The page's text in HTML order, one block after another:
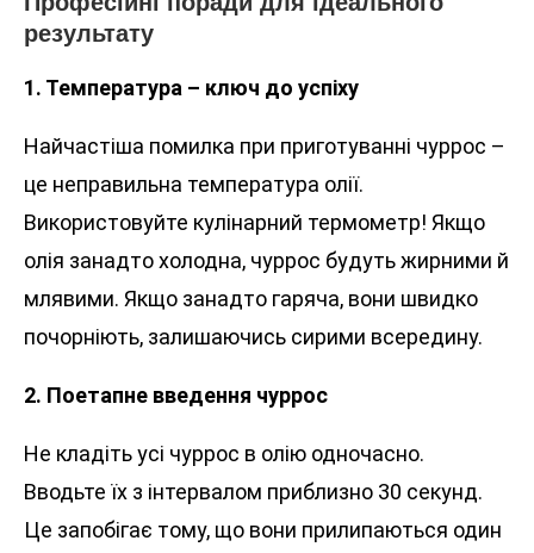
результату
1. Температура – ключ до успіху
Найчастіша помилка при приготуванні чуррос –
це неправильна температура олії.
Використовуйте кулінарний термометр! Якщо
олія занадто холодна, чуррос будуть жирними й
млявими. Якщо занадто гаряча, вони швидко
почорніють, залишаючись сирими всередину.
2. Поетапне введення чуррос
Не кладіть усі чуррос в олію одночасно.
Вводьте їх з інтервалом приблизно 30 секунд.
Це запобігає тому, що вони прилипаються один